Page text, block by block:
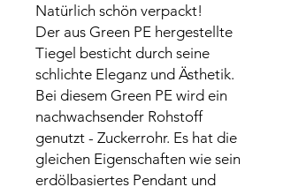
Natürlich schön verpackt!
Der aus Green PE hergestellte
Tiegel besticht durch seine
schlichte Eleganz und Ästhetik.
Bei diesem Green PE wird ein
nachwachsender Rohstoff
genutzt - Zuckerrohr. Es hat die
gleichen Eigenschaften wie sein
erdölbasiertes Pendant und